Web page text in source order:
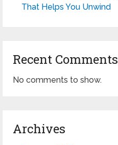
That Helps You Unwind
Recent Comments
No comments to show.
Archives